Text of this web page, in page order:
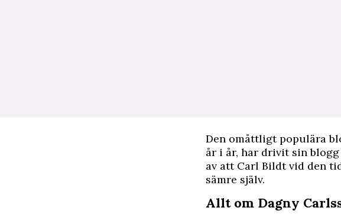
Den omåttligt populära
år i år, har drivit sin
av att Carl Bildt vid den
sämre själv.
Allt om Dagny